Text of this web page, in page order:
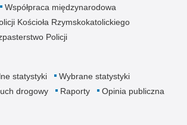
Współpraca międzynarodowa
Kościoła Rzymskokatolickiego
Policji
statystyki
Wybrane statystyki
drogowy Raporty Opinia publiczna